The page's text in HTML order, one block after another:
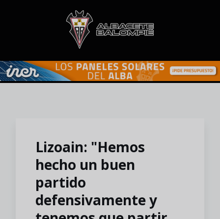
Skip to main content
Lizoain: "Hemos
hecho un buen
partido
defensivamente y